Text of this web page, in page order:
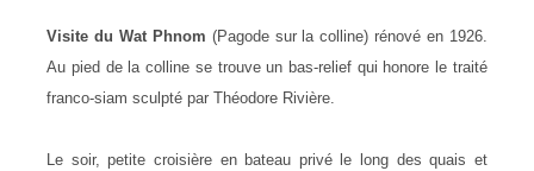
Visite du Wat Phnom (Pagode sur la colline) rénové en 1926.
Au pied de la colline se trouve un bas-relief qui honore le traité
franco-siam sculpté par Théodore Rivière.
Le soir, petite croisière en bateau privé le long des quais et